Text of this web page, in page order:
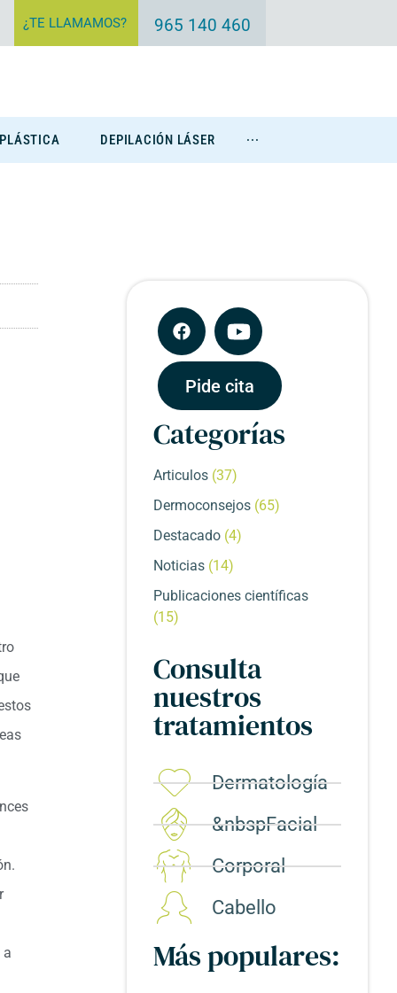
¿TE LLAMAMOS? 965 140 460
DEPILACIÓN LÁSER ···
a
Pide cita
Categorías
Articulos (37)
Dermoconsejos (65)
Destacado (4)
Noticias (14)
Publicaciones científicas
(15)
Consulta
nuestros
tratamientos
Dermatología
&nbspFacial
Corporal​
Cabello
Más populares: